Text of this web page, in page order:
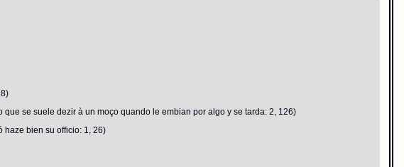
se suele dezir à un moço quando le embian por algo y se tarda: 2, 126)
haze bien su officio: 1, 26)